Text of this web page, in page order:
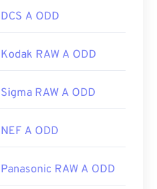
DCS A ODD
Kodak RAW A ODD
Sigma RAW A ODD
NEF A ODD
Panasonic RAW A ODD